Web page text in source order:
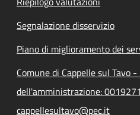
Segnalazione disservizio
Piano di miglioramento dei
Comune di Cappelle sul Tavo
dell'amministrazione:
cappellesultavo@pec.it